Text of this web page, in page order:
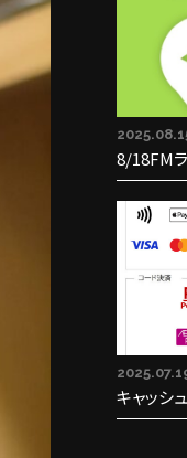
8/18FM
キャッシ